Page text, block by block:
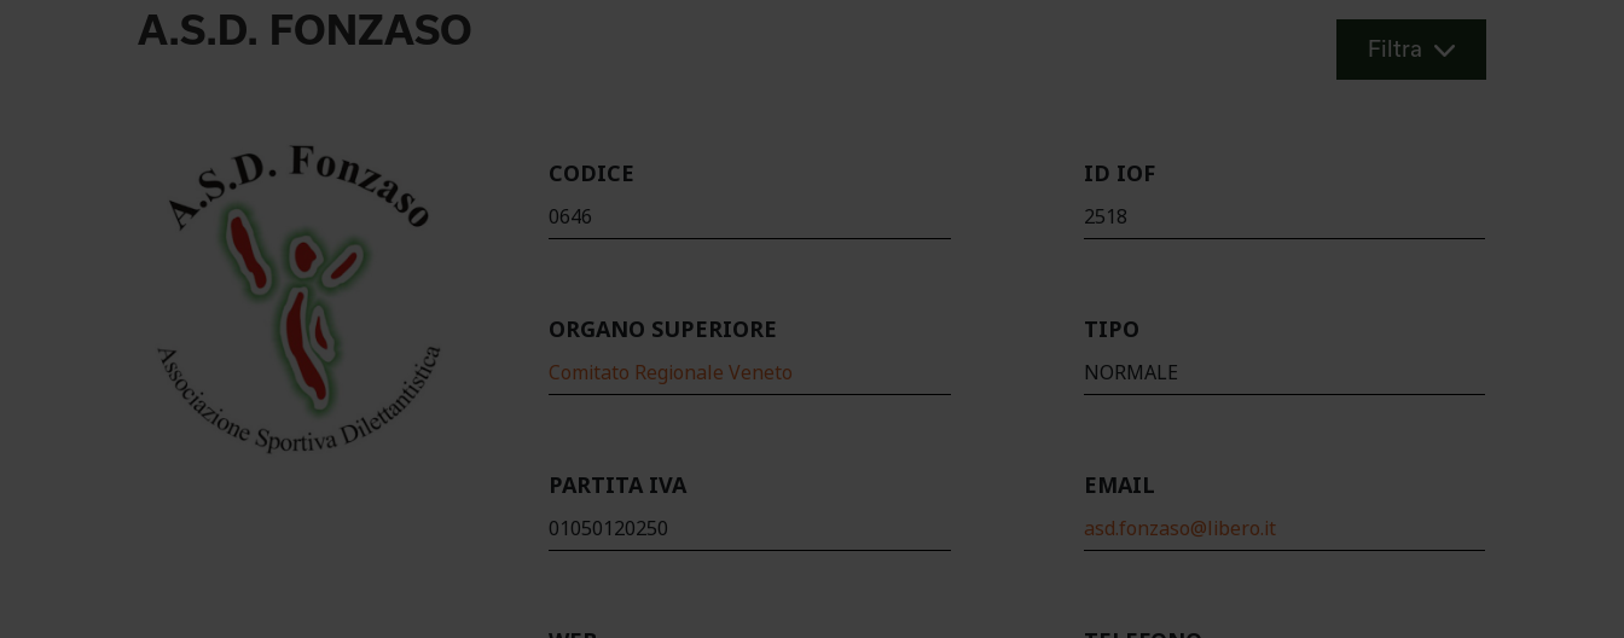
A.S.D. FONZASO Filtra
CODICE
0646
ID IOF
2518
ORGANO SUPERIORE
Comitato Regionale Veneto
TIPO
NORMALE
PARTITA IVA
01050120250
EMAIL
asd.fonzaso@libero.it